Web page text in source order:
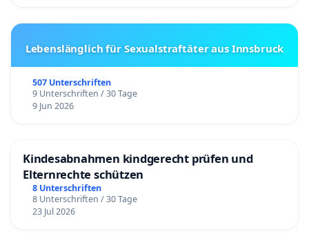
Lebenslänglich für Sexualstraftäter aus Innsbruck
507 Unterschriften
9 Unterschriften / 30 Tage
9 Jun 2026
Kindesabnahmen kindgerecht prüfen und
Elternrechte schützen
8 Unterschriften
8 Unterschriften / 30 Tage
23 Jul 2026